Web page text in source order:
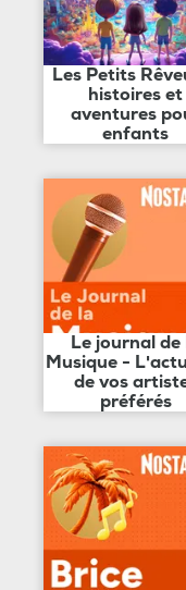
Les Petits
histoires et
aventures
enfants
Le journal de
Musique -
de vos
préférés